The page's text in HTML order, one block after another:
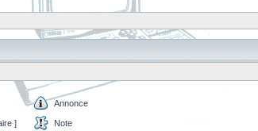
Annonce
] Note